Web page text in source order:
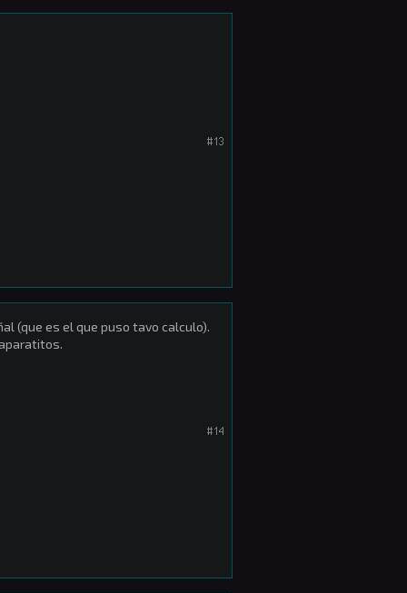
#13
(que es el que puso tavo calculo).
#14